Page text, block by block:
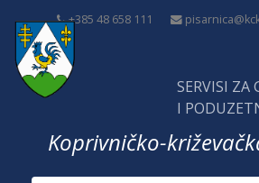
+385 48 658 111
SERVISI ZA
I
Koprivničko-